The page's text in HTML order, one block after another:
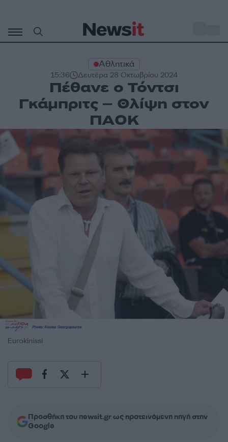
περιεχόμενο
Αθλητικά
15:36 Δευτέρα 28 Οκτωβρίου 2024
Πέθανε ο Τόντσι
Γκάμπριτς – Θλίψη στον
ΠΑΟΚ
Eurokinissi
Προσθήκη του newsit.gr ως προτεινόμενη πηγή στην
Google